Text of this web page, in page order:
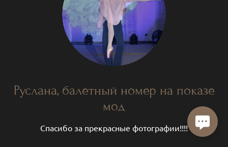
Руслана, балетный номер на показе
мод
Спасибо за прекрасные фотографии!!!!